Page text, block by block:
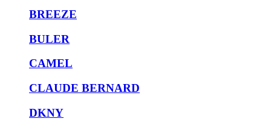
BREEZE
BULER
CAMEL
CLAUDE BERNARD
DKNY